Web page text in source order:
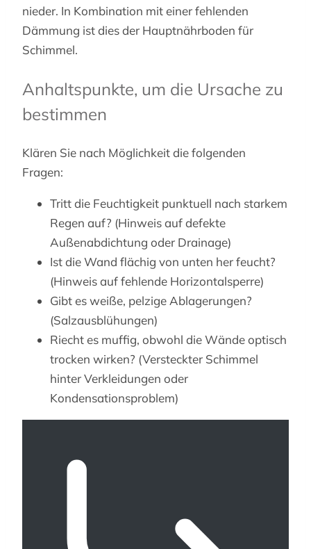
nieder. In Kombination mit einer fehlenden
Dämmung ist dies der Hauptnährboden für
Schimmel.
Anhaltspunkte, um die Ursache zu
bestimmen
Klären Sie nach Möglichkeit die folgenden
Fragen:
Tritt die Feuchtigkeit punktuell nach starkem
Regen auf? (Hinweis auf defekte
Außenabdichtung oder Drainage)
Ist die Wand flächig von unten her feucht?
(Hinweis auf fehlende Horizontalsperre)
Gibt es weiße, pelzige Ablagerungen?
(Salzausblühungen)
Riecht es muffig, obwohl die Wände optisch
trocken wirken? (Versteckter Schimmel
hinter Verkleidungen oder
Kondensationsproblem)